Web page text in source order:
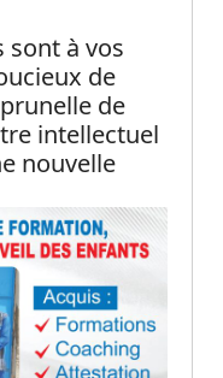
sont à vos
de
de
intellectuel
nouvelle